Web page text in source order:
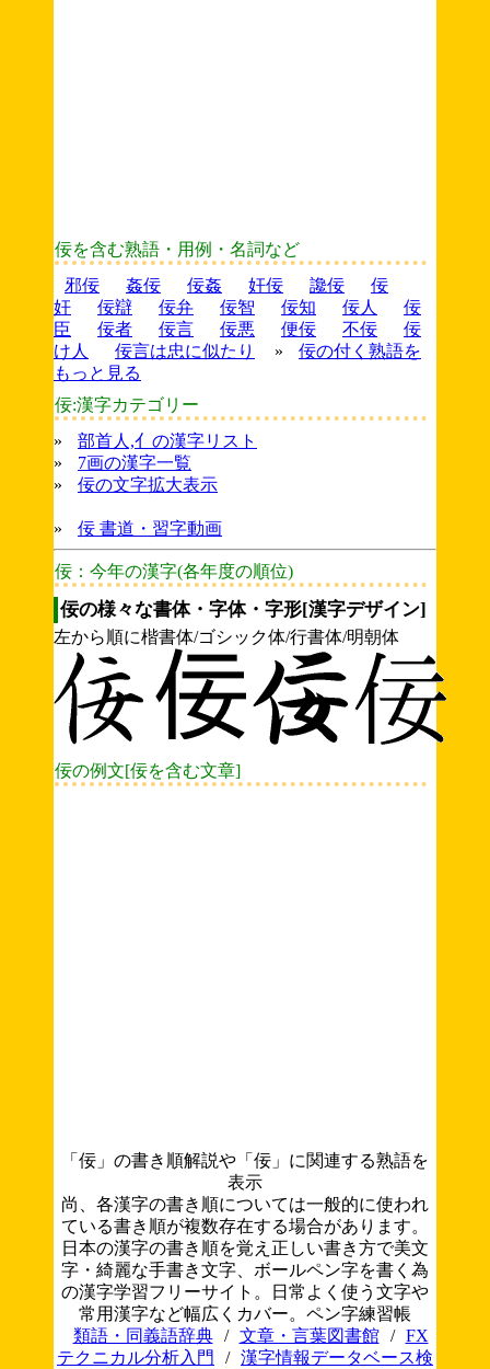
佞を含む熟語・用例・名詞など
邪佞
姦佞 佞姦 奸佞 讒佞
佞
奸
佞辯 佞弁 佞智 佞知 佞人
佞
臣
佞者 佞言 佞悪 便佞 不佞
佞
け人
佞言は忠に似たり »
佞の付く熟語を
もっと見る
佞:漢字カテゴリー
»
部首人,亻の漢字リスト
»
7画の漢字一覧
»
佞の文字拡大表示
» 佞 書道・習字動画
佞：今年の漢字(各年度の順位)
佞の様々な書体・字体・字形[漢字デザイン]
左から順に楷書体/ゴシック体/行書体/明朝体
佞の例文[佞を含む文章]
「佞」の書き順解説や「佞」に関連する熟語を
表示
尚、各漢字の書き順については一般的に使われ
ている書き順が複数存在する場合があります。
日本の漢字の書き順を覚え正しい書き方で美文
字・綺麗な手書き文字、ボールペン字を書く為
の漢字学習フリーサイト。日常よく使う文字や
常用漢字など幅広くカバー。ペン字練習帳
類語・同義語辞典
/ 文章・言葉図書館 /
FX
テクニカル分析入門
/ 漢字情報データベース検